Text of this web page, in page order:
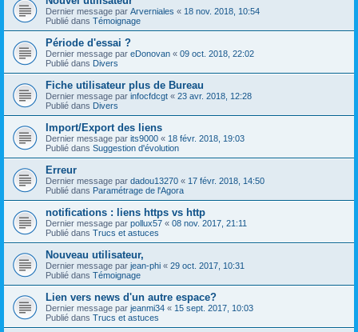
Dernier message par Arverniales « 18 nov. 2018, 10:54
Publié dans Témoignage
Période d'essai ?
Dernier message par eDonovan « 09 oct. 2018, 22:02
Publié dans Divers
Fiche utilisateur plus de Bureau
Dernier message par infocfdcgt « 23 avr. 2018, 12:28
Publié dans Divers
Import/Export des liens
Dernier message par its9000 « 18 févr. 2018, 19:03
Publié dans Suggestion d'évolution
Erreur
Dernier message par dadou13270 « 17 févr. 2018, 14:50
Publié dans Paramétrage de l'Agora
notifications : liens https vs http
Dernier message par pollux57 « 08 nov. 2017, 21:11
Publié dans Trucs et astuces
Nouveau utilisateur,
Dernier message par jean-phi « 29 oct. 2017, 10:31
Publié dans Témoignage
Lien vers news d'un autre espace?
Dernier message par jeanmi34 « 15 sept. 2017, 10:03
Publié dans Trucs et astuces